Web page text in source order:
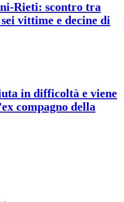
Rieti: scontro tra
vittime e decine di
in difficoltà e viene
compagno della